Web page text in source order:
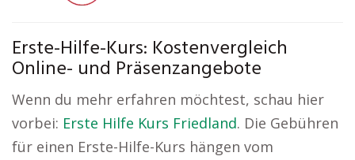
Erste-Hilfe-Kurs: Kostenvergleich
Online- und Präsenzangebote
Wenn du mehr erfahren möchtest, schau hier
vorbei: Erste Hilfe Kurs Friedland. Die Gebühren
für einen Erste-Hilfe-Kurs hängen vom